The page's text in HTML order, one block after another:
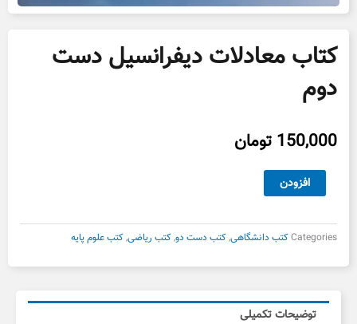
کتاب معادلات دیفرانسیل دست
دوم
150,000 تومان
معادلات
دست
عدد
افزودن
Categoriesکتب دانشگاهی,کتب دست دو,کتب ریاضی,کتب علوم پایه
توضیحات تکمیلی